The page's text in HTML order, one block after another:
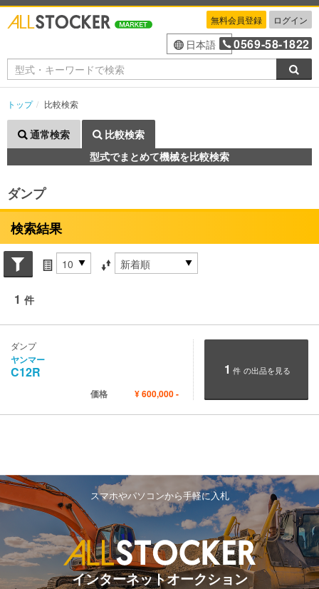
無料会員登録 ログイン
日本語 0569-58-1822
トップ 比較検索
通常検索
比較検索
型式でまとめて機械を比較検索
ダンプ
検索結果
Search conditions
件数 並び替え条件
1 件
ダンプ
ヤンマー
C12R
価格 ¥600,000-
1 件 の出品を見る
スマホやパソコンから手軽に入札
インターネットオークション